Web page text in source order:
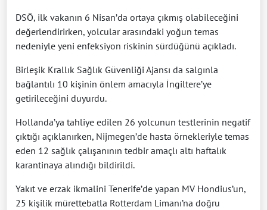
DSÖ, ilk vakanın 6 Nisan’da ortaya çıkmış olabileceğini
değerlendirirken, yolcular arasındaki yoğun temas
nedeniyle yeni enfeksiyon riskinin sürdüğünü açıkladı.
Birleşik Krallık Sağlık Güvenliği Ajansı da salgınla
bağlantılı 10 kişinin önlem amacıyla İngiltere’ye
getirileceğini duyurdu.
Hollanda’ya tahliye edilen 26 yolcunun testlerinin negatif
çıktığı açıklanırken, Nijmegen’de hasta örnekleriyle temas
eden 12 sağlık çalışanının tedbir amaçlı altı haftalık
karantinaya alındığı bildirildi.
Yakıt ve erzak ikmalini Tenerife’de yapan MV Hondius’un,
25 kişilik mürettebatla Rotterdam Limanı’na doğru